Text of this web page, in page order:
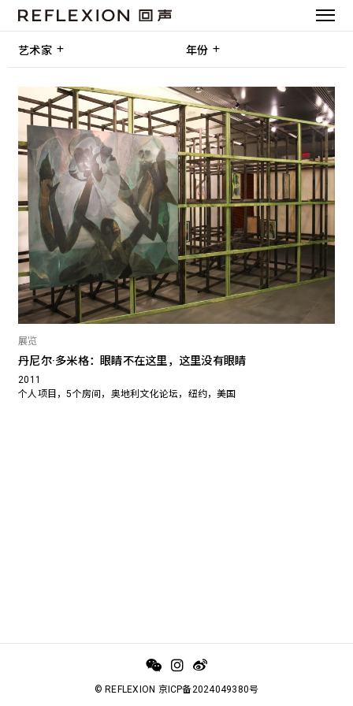
艺术家 年份
展览
丹尼尔·多米格：眼睛不在这里，这里没有眼睛
2011
个人项目，5个房间，奥地利文化论坛，纽约，美国
© REFLEXION 京ICP备2024049380号